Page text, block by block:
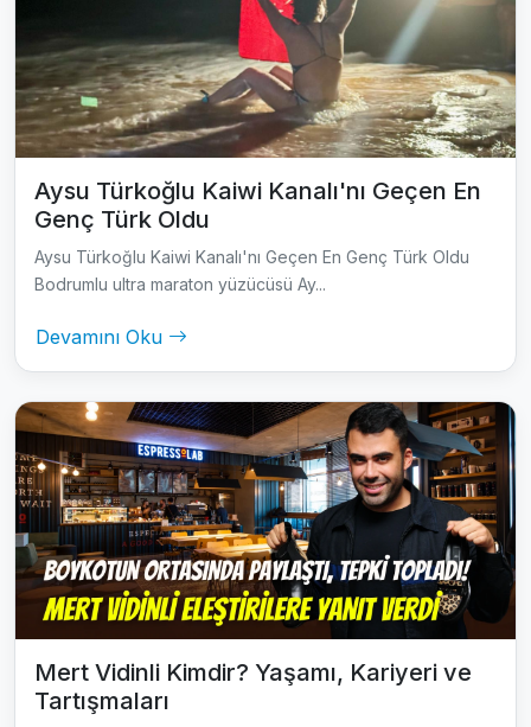
Aysu Türkoğlu Kaiwi Kanalı'nı Geçen En
Genç Türk Oldu
Aysu Türkoğlu Kaiwi Kanalı'nı Geçen En Genç Türk Oldu
Bodrumlu ultra maraton yüzücüsü Ay...
Devamını Oku
Mert Vidinli Kimdir? Yaşamı, Kariyeri ve
Tartışmaları